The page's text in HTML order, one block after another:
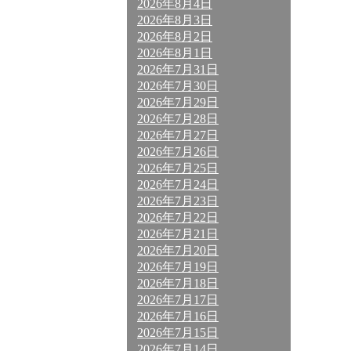
2026年8月4日
2026年8月3日
2026年8月2日
2026年8月1日
2026年7月31日
2026年7月30日
2026年7月29日
2026年7月28日
2026年7月27日
2026年7月26日
2026年7月25日
2026年7月24日
2026年7月23日
2026年7月22日
2026年7月21日
2026年7月20日
2026年7月19日
2026年7月18日
2026年7月17日
2026年7月16日
2026年7月15日